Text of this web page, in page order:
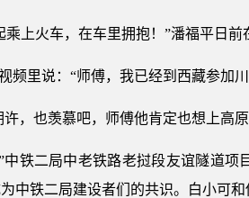
上火车，在车里拥抱！”潘福平日前
频里说：“师傅，我已经到西藏参加
，也羡慕吧，师傅他肯定也想上高原
铁二局中老铁路老挝段友谊隧道项
中铁二局建设者们的共识。白小可